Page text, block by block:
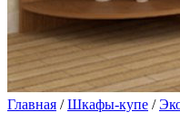
Главная /Шкафы-купе /